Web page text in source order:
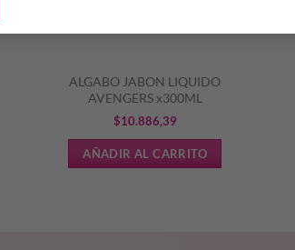
ALGABO JABON LIQUIDO
AVENGERS x300ML
$10.886,39
AÑADIR AL CARRITO